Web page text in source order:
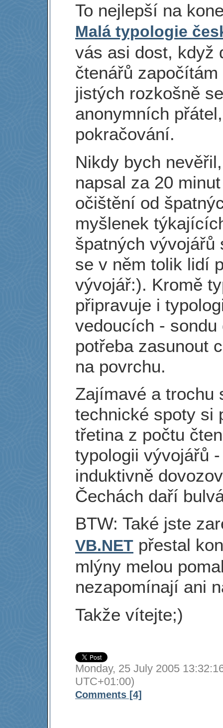
To nejlepší na
Malá typologie
vás asi dost, když
čtenářů
jistých rozkošně
anonymních
pokračování.
Nikdy bych
napsal za 20
očištění od
myšlenek
špatných vývojářů
se v něm tolik lidí
vývojář:). Kromě
připravuje i
vedoucích -
potřeba zasunout
na povrchu.
Zajímavé a trochu
technické spoty si
třetina z počtu
typologii vývojářů
induktivně
Čechách daří
BTW: Také jste
VB.NET přestal
mlýny melou
nezapomínají ani
Takže vítejte;)
Monday, 25 July 2005
UTC+01:00)
Comments [4]